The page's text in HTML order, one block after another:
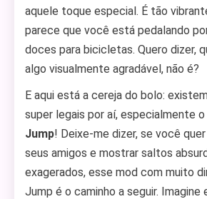
aquele toque especial. É tão
parece que você está pedalando
doces para bicicletas. Quero dizer,
algo visualmente agradável, não é?
E aqui está a cereja do bolo:
super legais por aí, especialmente o
Jump! Deixe-me dizer, se você
seus amigos e mostrar saltos
exagerados, esse mod com muito
Jump é o caminho a seguir. Imagine